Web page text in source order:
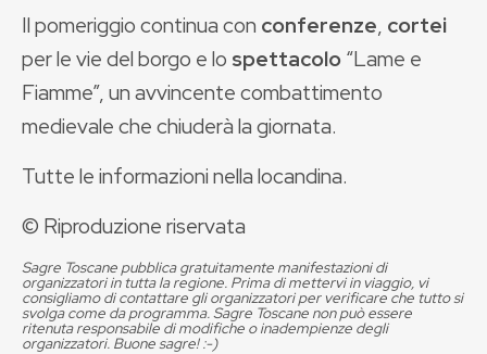
Il pomeriggio continua con conferenze, cortei
per le vie del borgo e lo spettacolo“Lame e
Fiamme”, un avvincente combattimento
medievale che chiuderà la giornata.
Tutte le informazioni nella locandina.
© Riproduzione riservata
Sagre Toscane pubblica gratuitamente manifestazioni di
organizzatori in tutta la regione. Prima di mettervi in viaggio, vi
consigliamo di contattare gli organizzatori per verificare che tutto si
svolga come da programma. Sagre Toscane non può essere
ritenuta responsabile di modifiche o inadempienze degli
organizzatori. Buone sagre! :-)